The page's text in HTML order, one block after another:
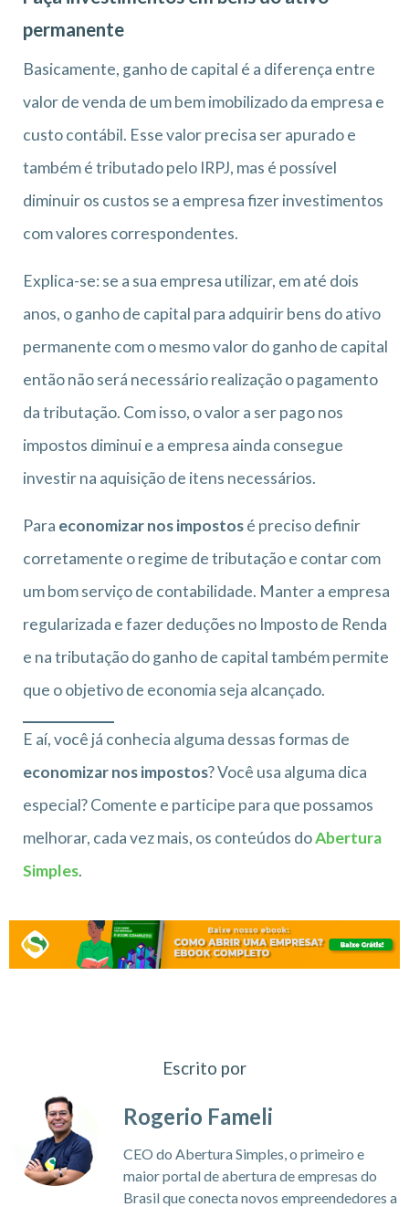
permanente
Basicamente, ganho de capital é a diferença entre
valor de venda de um bem imobilizado da empresa e
custo contábil. Esse valor precisa ser apurado e
também é tributado pelo IRPJ, mas é possível
diminuir os custos se a empresa fizer investimentos
com valores correspondentes.
Explica-se: se a sua empresa utilizar, em até dois
anos, o ganho de capital para adquirir bens do ativo
permanente com o mesmo valor do ganho de capital
então não será necessário realização o pagamento
da tributação. Com isso, o valor a ser pago nos
impostos diminui e a empresa ainda consegue
investir na aquisição de itens necessários.
Para economizar nos impostosé preciso definir
corretamente o regime de tributação e contar com
um bomserviço de contabilidade. Manter a empresa
regularizada e fazer deduções no Imposto de Renda
e na tributação do ganho de capital também permite
que o objetivo de economia seja alcançado.
E aí, você já conhecia alguma dessas formas de
economizar nos impostos? Você usa alguma dica
especial? Comente e participe para que possamos
melhorar, cada vez mais, os conteúdos doAbertura
Simples.
Escrito por
Rogerio Fameli
CEO do Abertura Simples, o primeiro e
maior portal de abertura de empresas do
Brasil que conecta novos empreendedores a